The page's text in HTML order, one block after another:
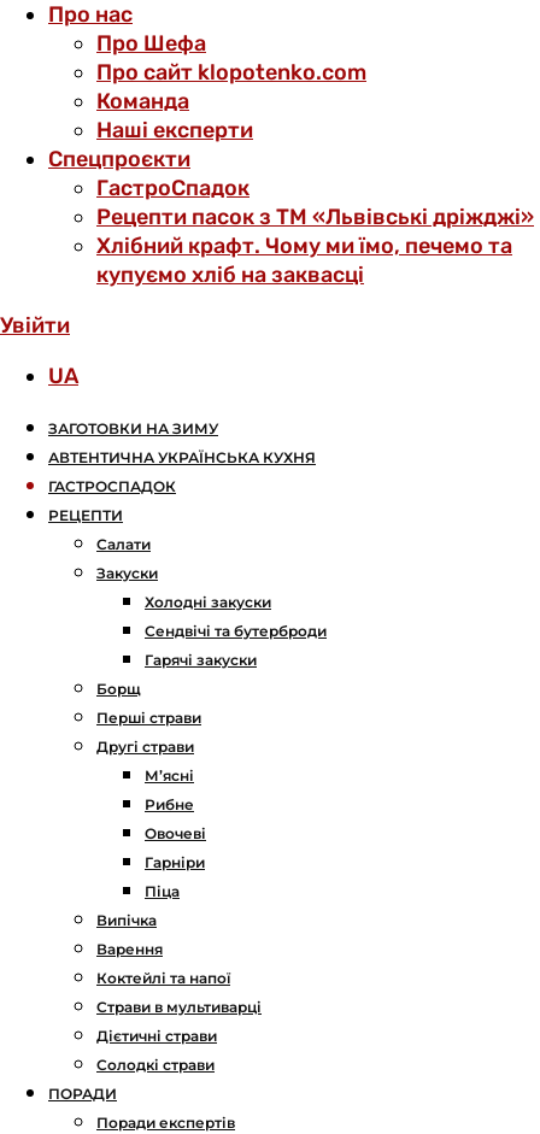
Про нас
Про Шефа
Про сайт klopotenko.com
Команда
Наші експерти
Спецпроєкти
ГастроСпадок
Рецепти пасок з ТМ «Львівські дріжджі»
Хлібний крафт. Чому ми їмо, печемо та
купуємо хліб на заквасці
Увійти
UA
ЗАГОТОВКИ НА ЗИМУ
АВТЕНТИЧНА УКРАЇНСЬКА КУХНЯ
ГАСТРОСПАДОК
РЕЦЕПТИ
Салати
Закуски
Холодні закуски
Сендвічі та бутерброди
Гарячі закуски
Борщ
Перші страви
Другі страви
М’ясні
Рибне
Овочеві
Гарніри
Піца
Випічка
Варення
Коктейлі та напої
Страви в мультиварці
Дієтичні страви
Солодкі страви
ПОРАДИ
Поради експертів